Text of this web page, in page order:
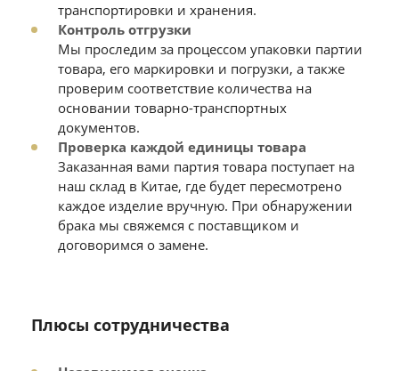
транспортировки и хранения.
Контроль отгрузки
Мы проследим за процессом упаковки партии
товара, его маркировки и погрузки, а также
проверим соответствие количества на
основании товарно-транспортных
документов.
Проверка каждой единицы товара
Заказанная вами партия товара поступает на
наш склад в Китае, где будет пересмотрено
каждое изделие вручную. При обнаружении
брака мы свяжемся с поставщиком и
договоримся о замене.
Плюсы сотрудничества